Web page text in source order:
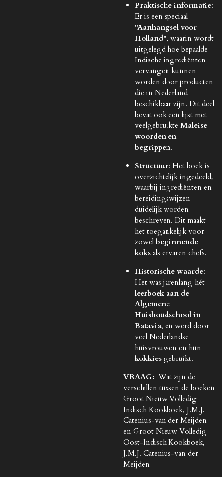
Praktische informatie:
Er is een speciaal
"Aanhangsel voor
Holland", waarin wordt
uitgelegd hoe bepaalde
Indische ingrediënten
vervangen kunnen
worden door producten
die in Nederland
beschikbaar zijn. Dit deel
bevat ook een lijst met
veelgebruikte Maleise
woorden en
begrippen.
Structuur: Het boek is
overzichtelijk ingedeeld,
waarbij ingrediënten en
bereidingswijzen
duidelijk worden
beschreven. Dit maakt
het toegankelijk voor
zowel beginnende
koksals ervaren chefs.
Historische waarde:
Het was jarenlang hét
leerboek aan de
Algemene
Huishoudschool in
Batavia, en werd door
veel Nederlandse
huisvrouwen en hun
kokkiesgebruikt.
VRAAG: Wat zijn de
verschillen tussen de boeken
Groot Nieuw Volledig
Indisch Kookboek, J.M.J.
Catenius-van der Meijden
en Groot Nieuw Volledig
Oost-Indisch Kookboek,
J.M.J. Catenius-van der
Meijden